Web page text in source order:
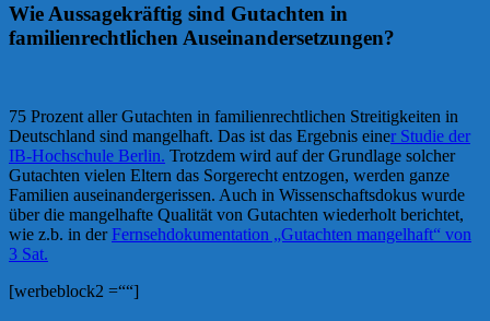
Wie Aussagekräftig sind Gutachten in
familienrechtlichen Auseinandersetzungen?
75 Prozent aller Gutachten in familienrechtlichen Streitigkeiten in
Deutschland sind mangelhaft. Das ist das Ergebnis einer Studie der
IB-Hochschule Berlin. Trotzdem wird auf der Grundlage solcher
Gutachten vielen Eltern das Sorgerecht entzogen, werden ganze
Familien auseinandergerissen. Auch in Wissenschaftsdokus wurde
über die mangelhafte Qualität von Gutachten wiederholt berichtet,
wie z.b. in derFernsehdokumentation „Gutachten mangelhaft“ von
3 Sat.
[werbeblock2 =““]